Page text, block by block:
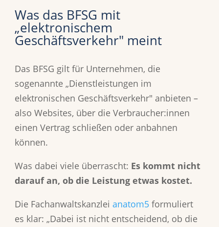
Was das BFSG mit
„elektronischem
Geschäftsverkehr" meint
Das BFSG gilt für Unternehmen, die
sogenannte „Dienstleistungen im
elektronischen Geschäftsverkehr" anbieten –
also Websites, über die Verbraucher:innen
einen Vertrag schließen oder anbahnen
können.
Was dabei viele überrascht: Es kommt nicht
darauf an, ob die Leistung etwas kostet.
Die Fachanwaltskanzlei anatom5 formuliert
es klar: „Dabei ist nicht entscheidend, ob die